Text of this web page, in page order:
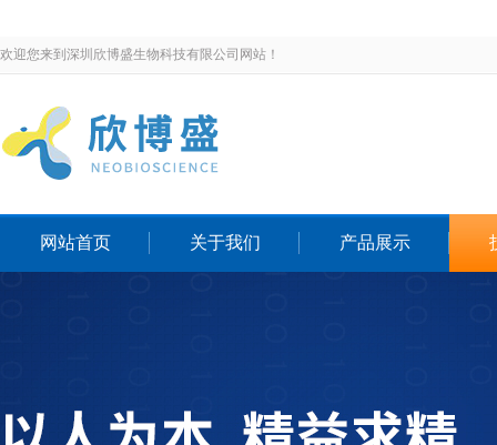
欢迎您来到深圳欣博盛生物科技有限公司网站！
网站首页 关于我们 产品展示